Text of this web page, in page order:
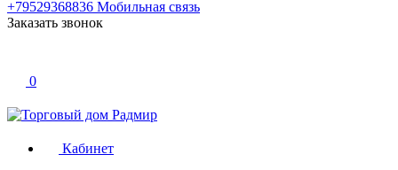
+79529368836 Мобильная связь
Заказать звонок
0
Кабинет